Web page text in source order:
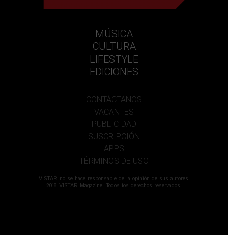
MÚSICA
CULTURA
LIFESTYLE
EDICIONES
CONTÁCTANOS
VACANTES
PUBLICIDAD
SUSCRIPCIÓN
APPS
TÉRMINOS DE USO
VISTAR no se hace responsable de la opinión de sus autores.
2018 VISTAR Magazine. Todos los derechos reservados.